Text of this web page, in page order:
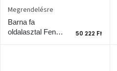
Barna fa
oldalasztal Fenix
Megrendelésre
50 222 Ft